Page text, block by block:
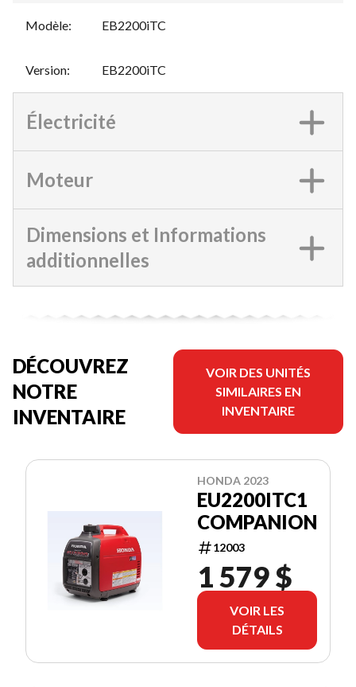
Modèle: EB2200iTC
Version: EB2200iTC
Électricité
Moteur
Dimensions et Informations
additionnelles
DÉCOUVREZ
NOTRE
INVENTAIRE
VOIR DES UNITÉS
SIMILAIRES EN
INVENTAIRE
HONDA 2023
EU2200ITC1
COMPANION
12003
1 579 $
VOIR LES
DÉTAILS